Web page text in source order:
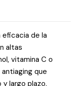
eficacia de la
altas
vitamina C o
que
largo plazo.